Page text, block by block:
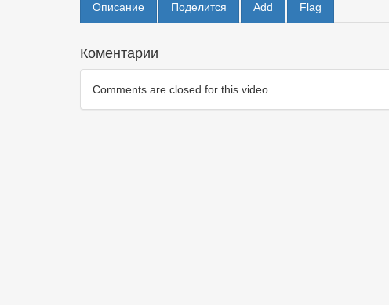
Описание Поделится Add Flag
Коментарии
Comments are closed for this video.